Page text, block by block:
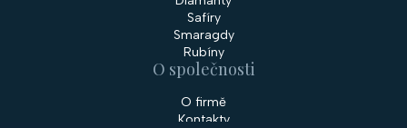
Safíry
Smaragdy
Rubíny
O společnosti
O firmě
Kontakty